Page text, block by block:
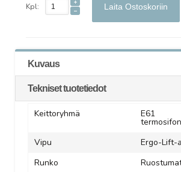
Kpl: Laita Ostoskoriin
Kuvaus
Tekniset tuotetiedot
Keittoryhmä E61
Vipu
Ergo-Lift-
Runko